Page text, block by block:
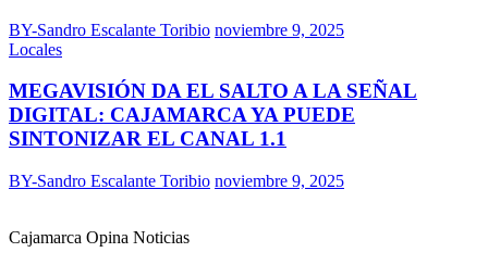
BY-Sandro Escalante Toribio noviembre 9, 2025
Locales
MEGAVISIÓN DA EL SALTO A LA SEÑAL
DIGITAL: CAJAMARCA YA PUEDE
SINTONIZAR EL CANAL 1.1
BY-Sandro Escalante Toribio noviembre 9, 2025
Cajamarca Opina Noticias